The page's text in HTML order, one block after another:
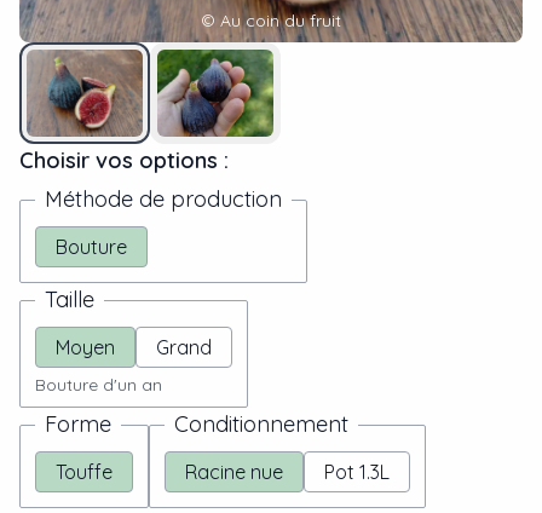
© Au coin du fruit
Choisir vos options :
Méthode de production
Bouture
Taille
Moyen Grand
Bouture d'un an
Forme
Touffe
Conditionnement
Racine nue Pot 1.3L